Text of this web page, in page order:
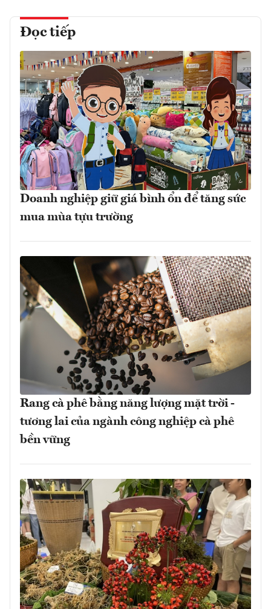
Đọc tiếp
Doanh nghiệp giữ giá bình ổn để tăng sức
mua mùa tựu trường
Rang cà phê bằng năng lượng mặt trời -
tương lai của ngành công nghiệp cà phê
bền vững